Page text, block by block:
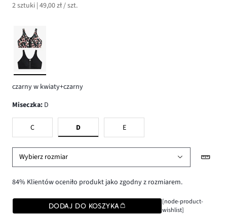
2 sztuki | 49,00 zł / szt.
czarny w kwiaty+czarny
Miseczka: D
C D E
Wybierz rozmiar
84% Klientów oceniło produkt jako zgodny z rozmiarem.
DODAJ DO KOSZYKA
[node-product-
wishlist]